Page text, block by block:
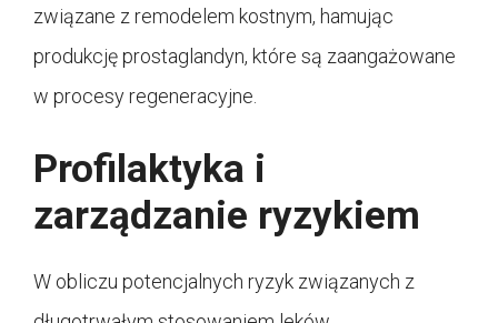
związane z remodelem kostnym, hamując
produkcję prostaglandyn, które są zaangażowane
w procesy regeneracyjne.
Profilaktyka i
zarządzanie ryzykiem
W obliczu potencjalnych ryzyk związanych z